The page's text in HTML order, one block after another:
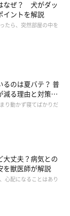
えるため注意が必
型犬は15～18カ
もに骨格も完成し
中で、骨は強く
中型犬は大型犬
過ごしましょ
なぜ？ 犬がダッ
イントを解説
たら、突然部屋の中を
るのは夏バテ？ 普
る理由と対策と
り動かず寝てばかりだ
大丈夫？病気との
を獣医師が解説
心配になることはあり